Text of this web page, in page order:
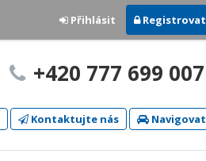
Přihlásit Registrovat
+420 777 699 007
Kontaktujte nás Navigovat